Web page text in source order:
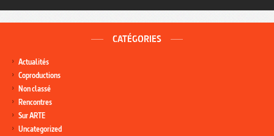
CATÉGORIES
Actualités
Coproductions
Non classé
Rencontres
Sur ARTE
Uncategorized